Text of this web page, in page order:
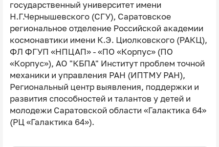
государственный университет имени
Н.Г.Чернышевского (СГУ), Саратовское
региональное отделение Российской академии
космонавтики имени К.Э. Циолковского (РАКЦ),
ФЛ ФГУП «НПЦАП» ‑ «ПО «Корпус» (ПО
«Корпус»), АО "КБПА" Институт проблем точной
механики и управления РАН (ИПТМУ РАН),
Региональный центр выявления, поддержки и
развития способностей и талантов у детей и
молодежи Саратовской области «Галактика 64»
(РЦ «Галактика 64»).